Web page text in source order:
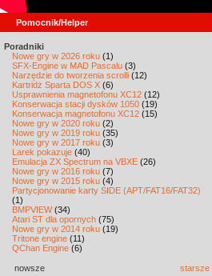
Pomocnik/Helper
Poradniki
Nowe gry w 2026 roku (1)
SFX-Engine w MAD Pascalu (3)
Narzędzie do tworzenia scrolli (12)
Kartridż Sparta DOS X (6)
Usprawnienia magnetofonu XC12 (12)
Konserwacja stacji dysków 1050 (19)
Konserwacja magnetofonu XC12 (15)
Nowe gry w 2020 roku (2)
Nowe gry w 2019 roku (35)
Nowe gry w 2017 roku (3)
Larek pokazuje (40)
Emulacja ZX Spectrum na VBXE (26)
Nowe gry w 2016 roku (7)
Nowe gry w 2015 roku (4)
Partycjonowanie karty SIDE (APT/FAT16/FAT32)
(1)
BMPVIEW(34)
Atari ST dla opornych (75)
Nowe gry w 2014 roku (19)
Tritone engine (11)
QChan Engine (6)
nowsze starsze